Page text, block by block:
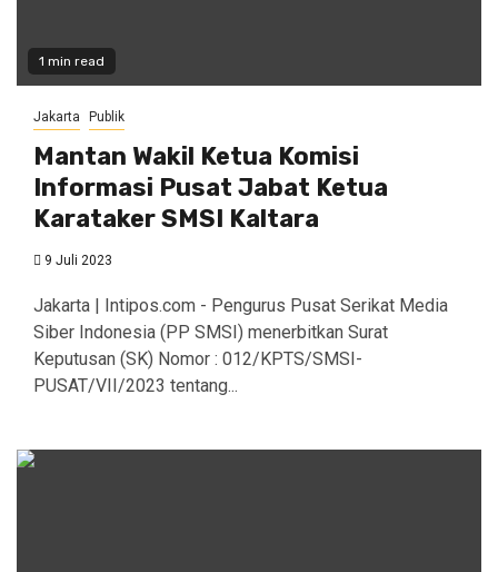
1 min read
Jakarta Publik
Mantan Wakil Ketua Komisi
Informasi Pusat Jabat Ketua
Karataker SMSI Kaltara
9 Juli 2023
Jakarta | Intipos.com - Pengurus Pusat Serikat Media
Siber Indonesia (PP SMSI) menerbitkan Surat
Keputusan (SK) Nomor : 012/KPTS/SMSI-
PUSAT/VII/2023 tentang...